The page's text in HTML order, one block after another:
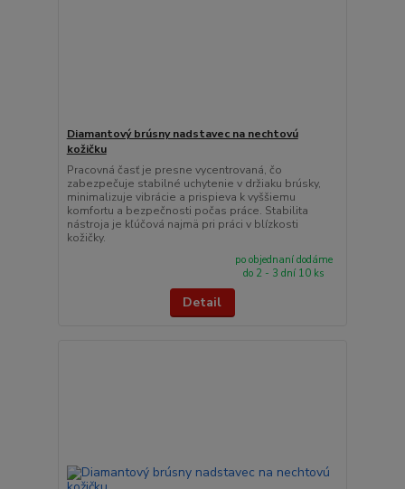
Diamantový brúsny nadstavec na nechtovú
kožičku
Pracovná časť je presne vycentrovaná, čo
zabezpečuje stabilné uchytenie v držiaku brúsky,
minimalizuje vibrácie a prispieva k vyššiemu
komfortu a bezpečnosti počas práce. Stabilita
nástroja je kľúčová najmä pri práci v blízkosti
kožičky.
po objednaní dodáme
do 2 - 3 dní 10 ks
Detail